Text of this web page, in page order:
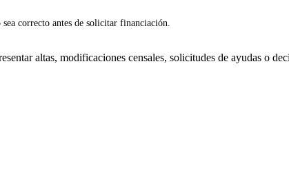
correcto antes de solicitar financiación.
altas, modificaciones censales, solicitudes de ayudas o